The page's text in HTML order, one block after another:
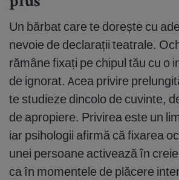
Un bărbat care te dorește cu
nevoie de declarații teatrale.
rămâne fixați pe chipul tău cu o
de ignorat. Acea privire
te studieze dincolo de cuvinte,
de apropiere. Privirea este un
iar psihologii afirmă că fixarea
unei persoane activează în
ca în momentele de plăcere